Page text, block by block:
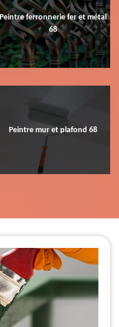
Peintre ferronnerie fer et métal
68
Peintre mur et plafond 68